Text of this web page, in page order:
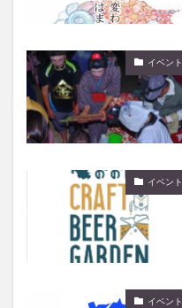
イベント
イベント
イベント